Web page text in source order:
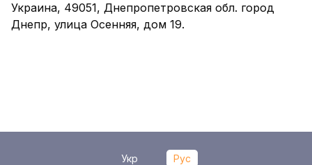
Украина, 49051, Днепропетровская обл. город
Днепр, улица Осенняя, дом 19.
Укр Рус